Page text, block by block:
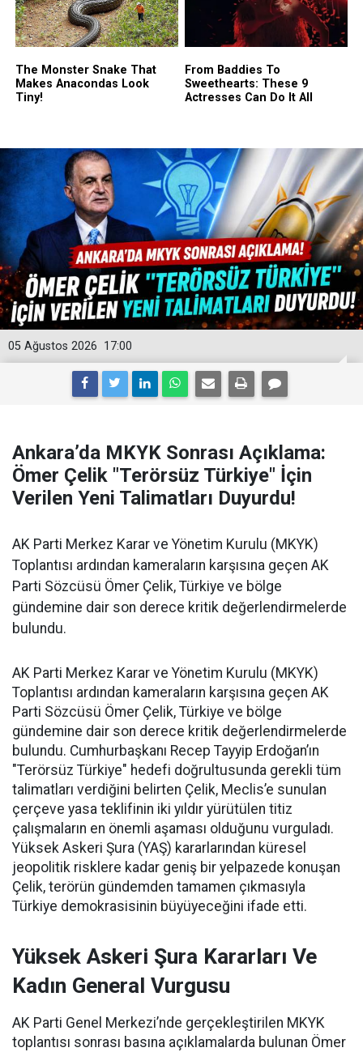
17:00
05 Ağustos 2026
Ankara’da MKYK Sonrası Açıklama:
Ömer Çelik "Terörsüz Türkiye" İçin
Verilen Yeni Talimatları Duyurdu!
AK Parti Merkez Karar ve Yönetim Kurulu (MKYK)
Toplantısı ardından kameraların karşısına geçen AK
Parti Sözcüsü Ömer Çelik, Türkiye ve bölge
gündemine dair son derece kritik değerlendirmelerde
bulundu.
AK Parti Merkez Karar ve Yönetim Kurulu (MKYK)
Toplantısı ardından kameraların karşısına geçen AK
Parti Sözcüsü Ömer Çelik, Türkiye ve bölge
gündemine dair son derece kritik değerlendirmelerde
bulundu. Cumhurbaşkanı Recep Tayyip Erdoğan’ın
"Terörsüz Türkiye" hedefi doğrultusunda gerekli tüm
talimatları verdiğini belirten Çelik, Meclis’e sunulan
çerçeve yasa teklifinin iki yıldır yürütülen titiz
çalışmaların en önemli aşaması olduğunu vurguladı.
Yüksek Askeri Şura (YAŞ) kararlarından küresel
jeopolitik risklere kadar geniş bir yelpazede konuşan
Çelik, terörün gündemden tamamen çıkmasıyla
Türkiye demokrasisinin büyüyeceğini ifade etti.
Yüksek Askeri Şura Kararları Ve
Kadın General Vurgusu
AK Parti Genel Merkezi’nde gerçekleştirilen MKYK
toplantısı sonrası basına açıklamalarda bulunan Ömer